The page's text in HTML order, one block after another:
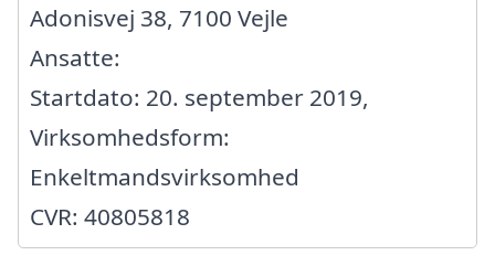
Adonisvej 38, 7100 Vejle
Ansatte:
Startdato: 20. september 2019,
Virksomhedsform:
Enkeltmandsvirksomhed
CVR: 40805818